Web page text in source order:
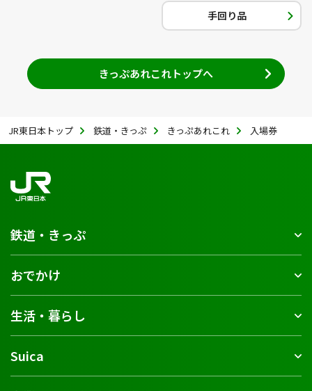
手回り品
きっぷあれこれトップへ
JR東日本トップ 鉄道・きっぷ きっぷあれこれ 入場券
鉄道・きっぷ
おでかけ
生活・暮らし
Suica